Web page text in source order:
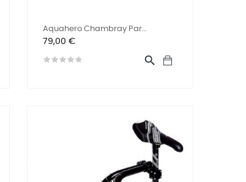
Aquahero Chambray Par
LASTAGE
Prix
79,00 €
